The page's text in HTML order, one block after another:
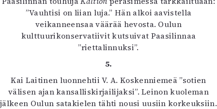
”Vauhtisi on liian luja.” Hän alkoi aavistella
veikanneensaa väärää hevosta. Oulun
kulttuurikonservatiivit kutsuivat Paasilinnaa
”riettalinnuksi”.
5.
Kai Laitinen luonnehtii V. A. Koskenniemeä ”sotien
välisen ajan kansalliskirjailijaksi”. Leinon kuoleman
jälkeen Oulun satakielen tähti nousi uusiin korkeuksiin.